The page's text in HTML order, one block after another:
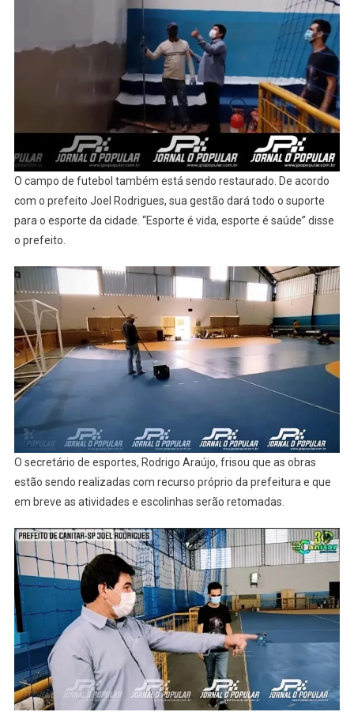
O campo de futebol também está sendo restaurado. De acordo
com o prefeito Joel Rodrigues, sua gestão dará todo o suporte
para o esporte da cidade. “Esporte é vida, esporte é saúde” disse
o prefeito.
O secretário de esportes, Rodrigo Araújo, frisou que as obras
estão sendo realizadas com recurso próprio da prefeitura e que
em breve as atividades e escolinhas serão retomadas.